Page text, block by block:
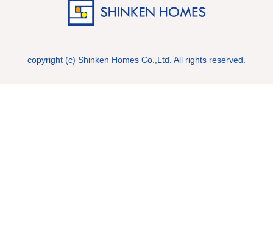
copyright (c) Shinken Homes Co.,Ltd. All rights reserved.